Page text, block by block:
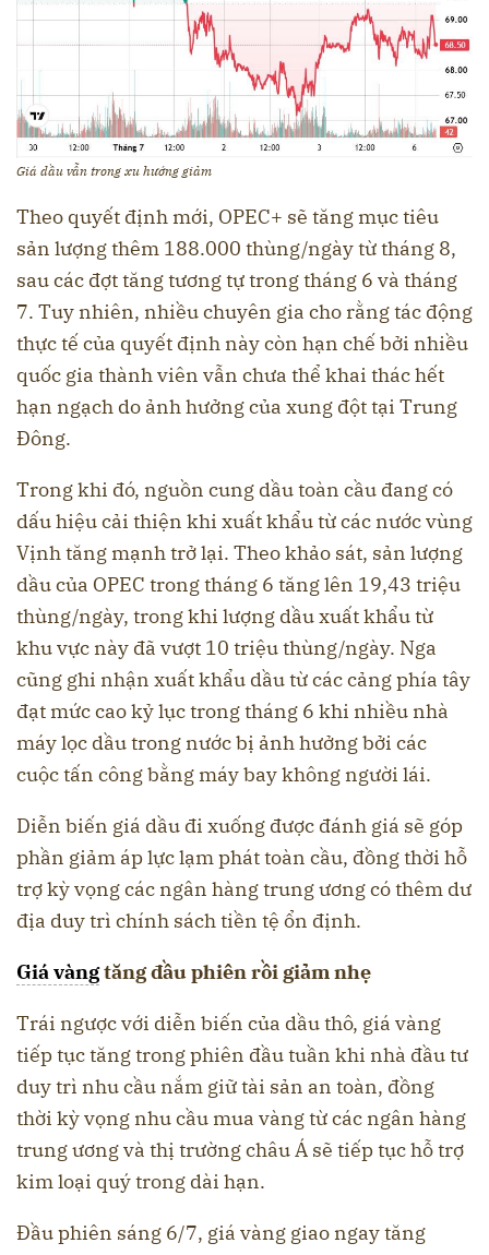
Giá dầu vẫn trong xu hướng giảm
Theo quyết định mới, OPEC+ sẽ tăng mục tiêu
sản lượng thêm 188.000 thùng/ngày từ tháng 8,
sau các đợt tăng tương tự trong tháng 6 và tháng
7. Tuy nhiên, nhiều chuyên gia cho rằng tác động
thực tế của quyết định này còn hạn chế bởi nhiều
quốc gia thành viên vẫn chưa thể khai thác hết
hạn ngạch do ảnh hưởng của xung đột tại Trung
Đông.
Trong khi đó, nguồn cung dầu toàn cầu đang có
dấu hiệu cải thiện khi xuất khẩu từ các nước vùng
Vịnh tăng mạnh trở lại. Theo khảo sát, sản lượng
dầu của OPEC trong tháng 6 tăng lên 19,43 triệu
thùng/ngày, trong khi lượng dầu xuất khẩu từ
khu vực này đã vượt 10 triệu thùng/ngày. Nga
cũng ghi nhận xuất khẩu dầu từ các cảng phía tây
đạt mức cao kỷ lục trong tháng 6 khi nhiều nhà
máy lọc dầu trong nước bị ảnh hưởng bởi các
cuộc tấn công bằng máy bay không người lái.
Diễn biến giá dầu đi xuống được đánh giá sẽ góp
phần giảm áp lực lạm phát toàn cầu, đồng thời hỗ
trợ kỳ vọng các ngân hàng trung ương có thêm dư
địa duy trì chính sách tiền tệ ổn định.
Giá vàngtăng đầu phiên rồi giảm nhẹ
Trái ngược với diễn biến của dầu thô, giá vàng
tiếp tục tăng trong phiên đầu tuần khi nhà đầu tư
duy trì nhu cầu nắm giữ tài sản an toàn, đồng
thời kỳ vọng nhu cầu mua vàng từ các ngân hàng
trung ương và thị trường châu Á sẽ tiếp tục hỗ trợ
kim loại quý trong dài hạn.
Đầu phiên sáng 6/7, giá vàng giao ngay tăng